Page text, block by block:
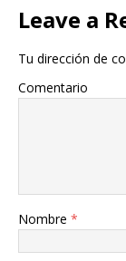
Leave a
Tu dirección de
Comentario
Nombre *